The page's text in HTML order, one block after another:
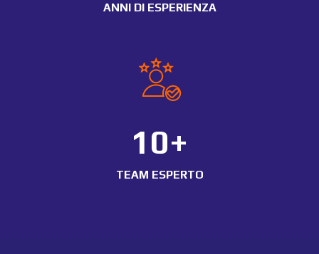
ANNI DI ESPERIENZA
10+
TEAM ESPERTO